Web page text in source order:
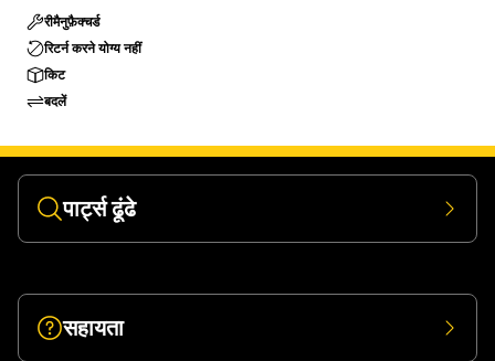
रीमैनुफ़ैक्चर्ड
रिटर्न करने योग्य नहीं
किट
बदलें
पार्ट्स ढूंढे
सहायता